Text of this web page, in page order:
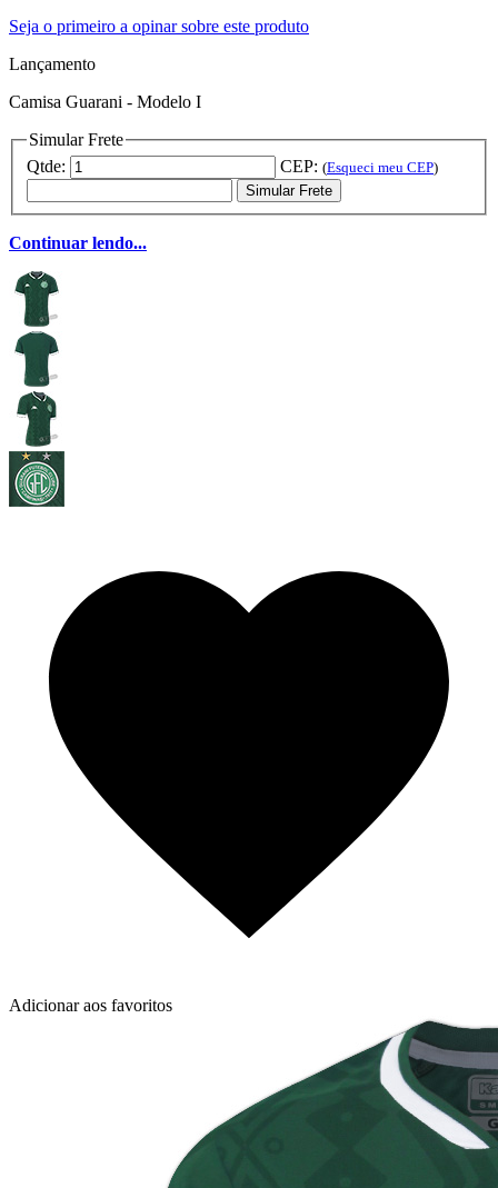
Seja o primeiro a opinar sobre este produto
Lançamento
Camisa Guarani - Modelo I
Simular Frete
Qtde:
CEP: (Esqueci meu CEP)
Simular Frete
Continuar lendo...
Adicionar aos favoritos